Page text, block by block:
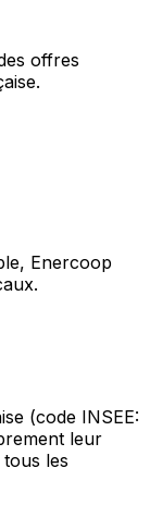
offres
Enercoop
(code INSEE:
leur
les